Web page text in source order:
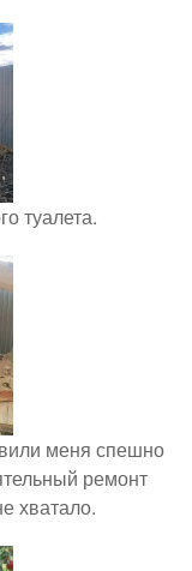
туалета.
меня спешно
ремонт
хватало.